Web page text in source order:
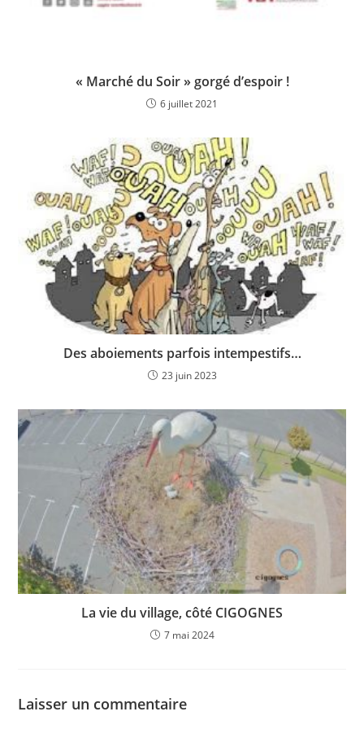
« Marché du Soir » gorgé d’espoir !
6 juillet 2021
Des aboiements parfois intempestifs…
23 juin 2023
La vie du village, côté CIGOGNES
7 mai 2024
Laisser un commentaire